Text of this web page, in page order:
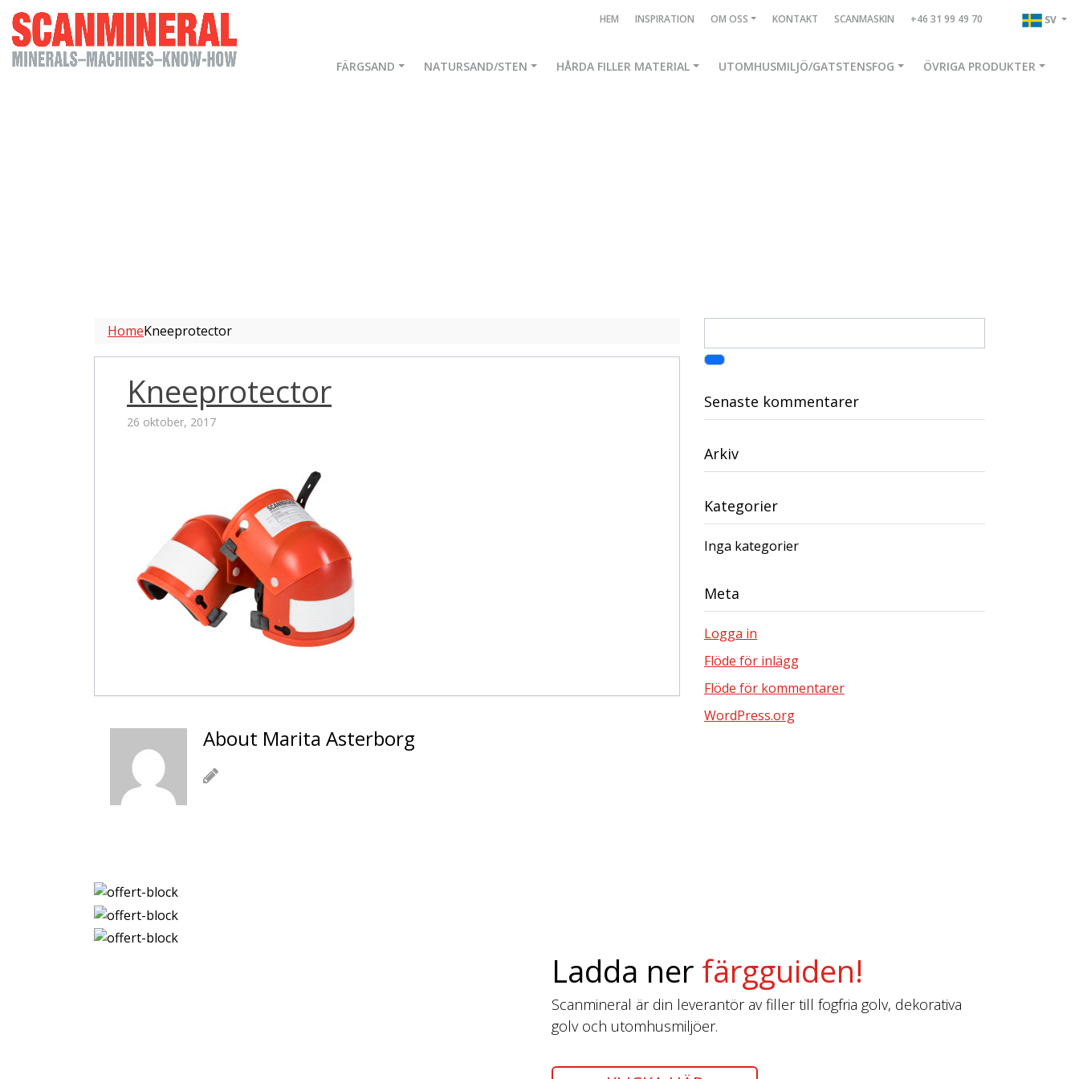
SV
HEM INSPIRATION OM OSS KONTAKT SCANMASKIN +46 31 99 49 70
FÄRGSAND NATURSAND/STEN HÅRDA FILLER MATERIAL UTOMHUSMILJÖ/GATSTENSFOG ÖVRIGA PRODUKTER
HomeKneeprotector
Kneeprotector
26 oktober, 2017
About Marita Asterborg
Senaste kommentarer
Arkiv
Kategorier
Inga kategorier
Meta
Logga in
Flöde för inlägg
Flöde för kommentarer
WordPress.org
Ladda ner färgguiden!
Scanmineral är din leverantör av filler till fogfria golv, dekorativa
golv och utomhusmiljöer.